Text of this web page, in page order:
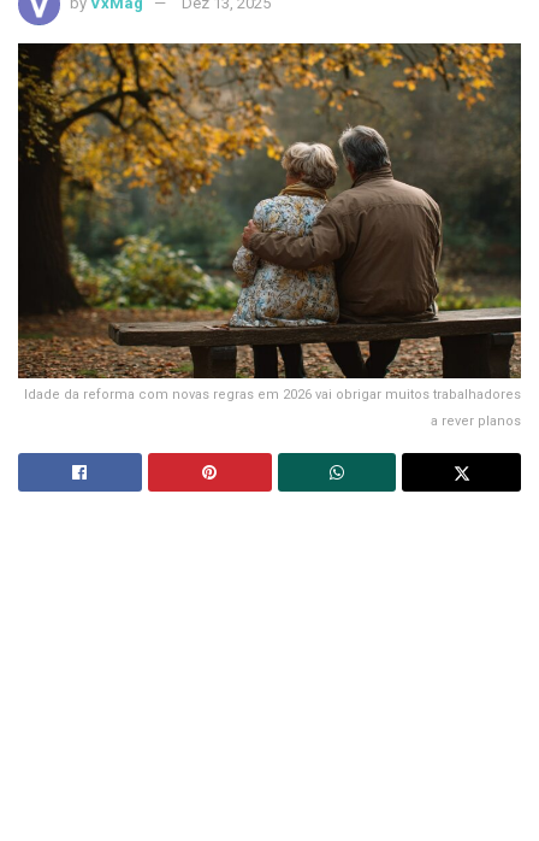
Idade da reforma com novas regras em 2026 vai obrigar muitos trabalhadores
a rever planos